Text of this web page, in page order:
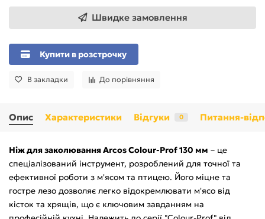
Швидке замовлення
Купити в розстрочку
В закладки До порівняння
Опис Характеристики Відгуки 0 Питання-
Ніж для заколювання Arcos Colour-Prof 130 мм – це
спеціалізований інструмент, розроблений для точної та
ефективної роботи з м'ясом та птицею. Його міцне та
гостре лезо дозволяє легко відокремлювати м'ясо від
кісток та хрящів, що є ключовим завданням на